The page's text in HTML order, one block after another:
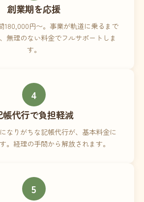
創業期を応援
180,000円〜。事業が軌道に乗るまで
無理のない料金でフルサポートしま
す。
4
帳代行で負担軽減
なりがちな記帳代行が、基本料金に
。経理の手間から解放されます。
5